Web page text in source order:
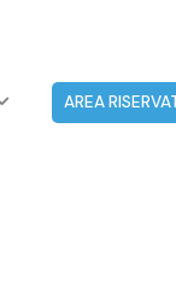
AREA